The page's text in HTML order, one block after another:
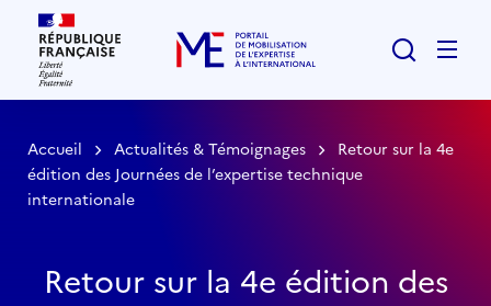
Rechercher
Accueil Actualités & Témoignages
Retour sur la 4e
édition des Journées de l’expertise technique
internationale
Retour sur la 4e édition des